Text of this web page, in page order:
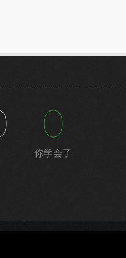
0
你学会了